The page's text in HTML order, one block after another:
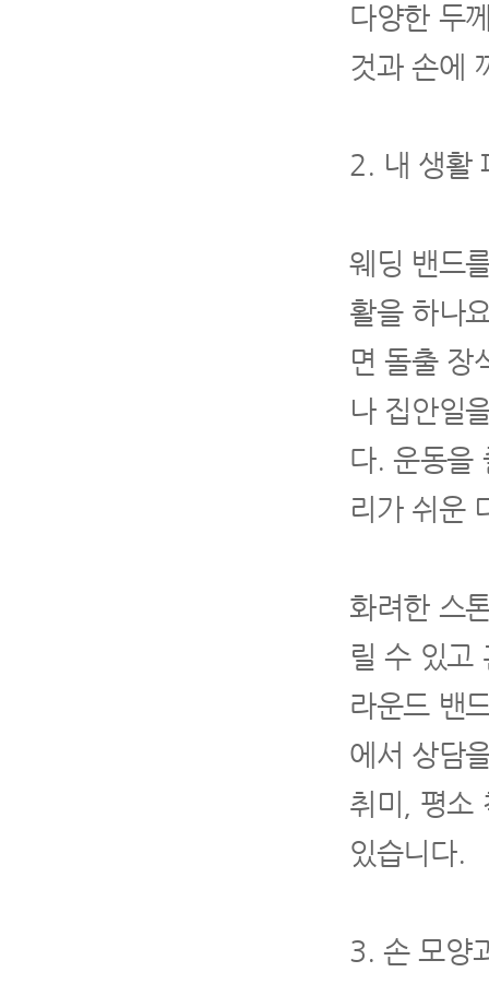
다양한 두
것과 손에
2. 내 생활
웨딩 밴드
활을 하나
면 돌출 장
나 집안일
다. 운동을
리가 쉬운
화려한 스
릴 수 있고
라운드 밴
에서 상담
취미, 평소
있습니다.
3. 손 모양